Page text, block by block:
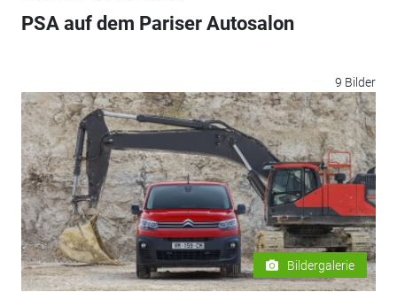
PSA auf dem Pariser Autosalon
9 Bilder
Bildergalerie